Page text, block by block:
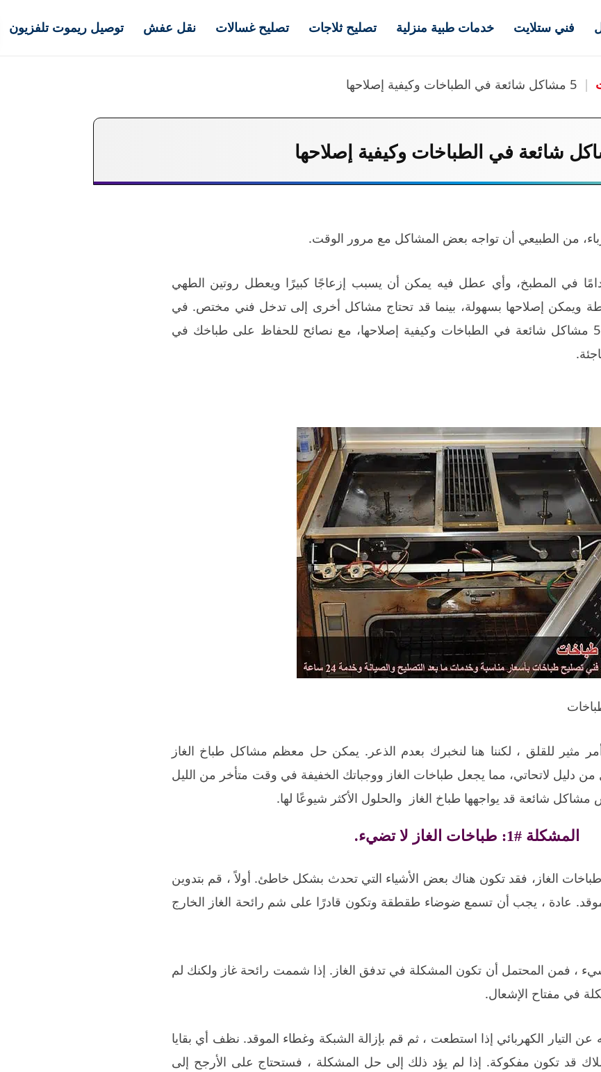
فني ستلايت خدمات طبية منزلية تصليح ثلاجات تصليح غسالات نقل عفش توصيل ريموت تلفزيون
| 5 مشاكل شائعة في الطباخات وكيفية إصلاحها
من الطبيعي أن تواجه بعض المشاكل مع مرور الوقت.
في المطبخ، وأي عطل فيه يمكن أن يسبب إزعاجًا كبيرًا ويعطل روتين الطهي
ويمكن إصلاحها بسهولة، بينما قد تحتاج مشاكل أخرى إلى تدخل فني مختص. في
هذا المقال، سنتعرف معًا على 5 مشاكل شائعة في الطباخات وكيفية إصلاحها، مع نصائح للحفاظ على طباخك في
مثير للقلق ، لكننا هنا لنخبرك بعدم الذعر. يمكن حل معظم مشاكل طباخ الغاز
من دليل لاتحاتي، مما يجعل طباخات الغاز ووجباتك الخفيفة في وقت متأخر من الليل
شائعة قد يواجهها طباخ الغاز والحلول الأكثر شيوعًا لها.
المشكلة #1: طباخات الغاز لا تضيء.
الغاز، فقد تكون هناك بعض الأشياء التي تحدث بشكل خاطئ. أولاً ، قم بتدوين
عادة ، يجب أن تسمع ضوضاء طقطقة وتكون قادرًا على شم رائحة الغاز الخارج
، فمن المحتمل أن تكون المشكلة في تدفق الغاز. إذا شممت رائحة غاز ولكنك لم
في مفتاح الإشعال.
التيار الكهربائي إذا استطعت ، ثم قم بإزالة الشبكة وغطاء الموقد. نظف أي بقايا
قد تكون مفكوكة. إذا لم يؤد ذلك إلى حل المشكلة ، فستحتاج على الأرجح إلى